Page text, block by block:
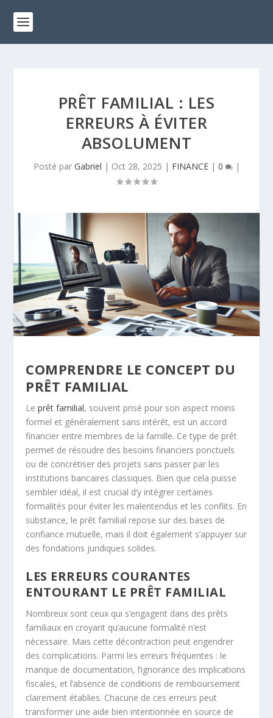
PRÊT FAMILIAL : LES
ERREURS À ÉVITER
ABSOLUMENT
Posté par Gabriel | Oct 28, 2025 | FINANCE| 0 |
COMPRENDRE LE CONCEPT DU
PRÊT FAMILIAL
Leprêt familial, souvent prisé pour son aspect moins
formel et généralement sans intérêt, est un accord
financier entre membres de la famille. Ce type de prêt
permet de résoudre des besoins financiers ponctuels
ou de concrétiser des projets sans passer par les
institutions bancaires classiques. Bien que cela puisse
sembler idéal, il est crucial d’y intégrer certaines
formalités pour éviter les malentendus et les conflits. En
substance, le prêt familial repose sur des bases de
confiance mutuelle, mais il doit également s’appuyer sur
des fondations juridiques solides.
LES ERREURS COURANTES
ENTOURANT LE PRÊT FAMILIAL
Nombreux sont ceux qui s’engagent dans des prêts
familiaux en croyant qu’aucune formalité n’est
nécessaire. Mais cette décontraction peut engendrer
des complications. Parmi les erreurs fréquentes : le
manque de documentation, l’ignorance des implications
fiscales, et l’absence de conditions de remboursement
clairement établies. Chacune de ces erreurs peut
transformer une aide bien intentionnée en source de